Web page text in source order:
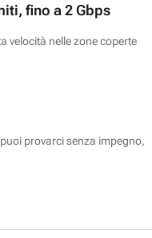
fino a 2 Gbps
velocità nelle zone coperte
provarci senza impegno,